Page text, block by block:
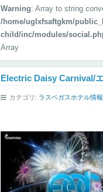
Warning: Array to string
/home/uglxfsaftgkm/
child/inc/modules/
Array
Electric Daisy Carnival/
カテゴリ: ラスベガスホテル情報